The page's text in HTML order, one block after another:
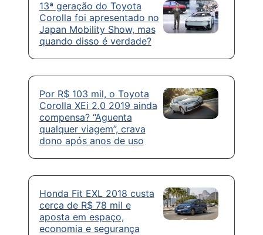
13ª geração do Toyota
Corolla foi apresentado no
Japan Mobility Show, mas
quando disso é verdade?
Por R$ 103 mil, o Toyota
Corolla XEi 2.0 2019 ainda
compensa? “Aguenta
qualquer viagem”, crava
dono após anos de uso
Honda Fit EXL 2018 custa
cerca de R$ 78 mil e
aposta em espaço,
economia e segurança